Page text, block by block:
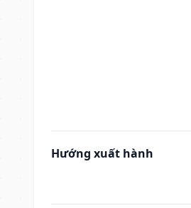
Hướng xuất hành